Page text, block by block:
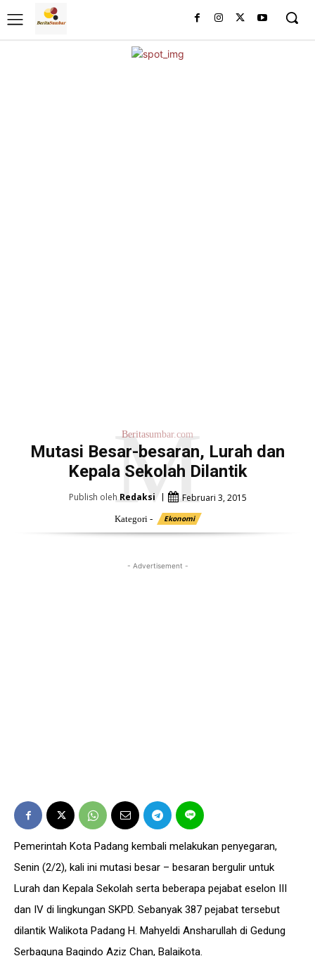
Beritasumbar.com
Mutasi Besar-besaran, Lurah dan
Kepala Sekolah Dilantik
M
Publish oleh Redaksi Februari 3, 2015
Kategori - Ekonomi
- Advertisement -
Pemerintah Kota Padang kembali melakukan penyegaran,
Senin (2/2), kali ini mutasi besar – besaran bergulir untuk
Lurah dan Kepala Sekolah serta beberapa pejabat eselon III
dan IV di lingkungan SKPD. Sebanyak 387 pejabat tersebut
dilantik Walikota Padang H. Mahyeldi Ansharullah di Gedung
Serbaguna Bagindo Aziz Chan, Balaikota.